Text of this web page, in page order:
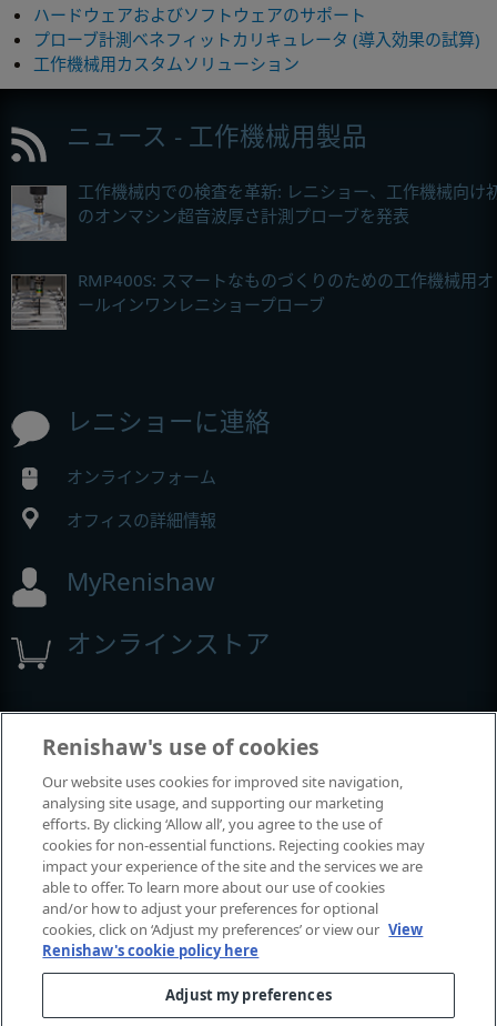
ハードウェアおよびソフトウェアのサポート
プローブ計測ベネフィットカリキュレータ (導入効果の試算)
工作機械用カスタムソリューション
ニュース - 工作機械用製品
工作機械内での検査を革新: レニショー、工作機械向け
のオンマシン超音波厚さ計測プローブを発表
RMP400S: スマートなものづくりのための工作機械用オ
ールインワンレニショープローブ
レニショーに連絡
オンラインフォーム
オフィスの詳細情報
MyRenishaw
オンラインストア
イベントとウェビナー
レニショーの出展イベント
© 2001-2026 Renishaw plc.無断転用禁止。
Renishaw's use of cookies
Our website uses cookies for improved site navigation,
analysing site usage, and supporting our marketing
efforts. By clicking ‘Allow all’, you agree to the use of
cookies for non-essential functions. Rejecting cookies may
impact your experience of the site and the services we are
able to offer. To learn more about our use of cookies
and/or how to adjust your preferences for optional
cookies, click on ‘Adjust my preferences’ or view our View
Renishaw's cookie policy here
Adjust my preferences